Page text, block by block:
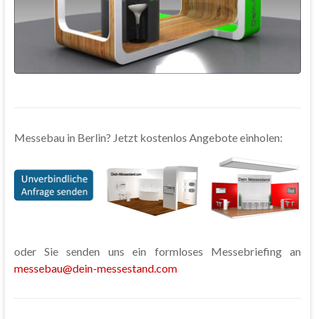
Messebau in Berlin? Jetzt kostenlos Angebote einholen:
oder Sie senden uns ein formloses Messebriefing an
messebau@dein-messestand.com